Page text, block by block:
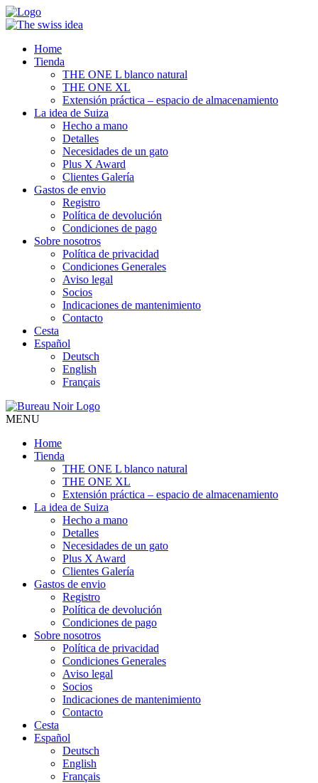
Home
Tienda
THE ONE L blanco natural
THE ONE XL
Extensión práctica – espacio de almacenamiento
La idea de Suiza
Hecho a mano
Detalles
Necesidades de un gato
Plus X Award
Clientes Galería
Gastos de envio
Registro
Política de devolución
Condiciones de pago
Sobre nosotros
Política de privacidad
Condiciones Generales
Aviso legal
Socios
Indicaciones de mantenimiento
Contacto
Cesta
Español
Deutsch
English
Français
MENU
Home
Tienda
THE ONE L blanco natural
THE ONE XL
Extensión práctica – espacio de almacenamiento
La idea de Suiza
Hecho a mano
Detalles
Necesidades de un gato
Plus X Award
Clientes Galería
Gastos de envio
Registro
Política de devolución
Condiciones de pago
Sobre nosotros
Política de privacidad
Condiciones Generales
Aviso legal
Socios
Indicaciones de mantenimiento
Contacto
Cesta
Español
Deutsch
English
Français